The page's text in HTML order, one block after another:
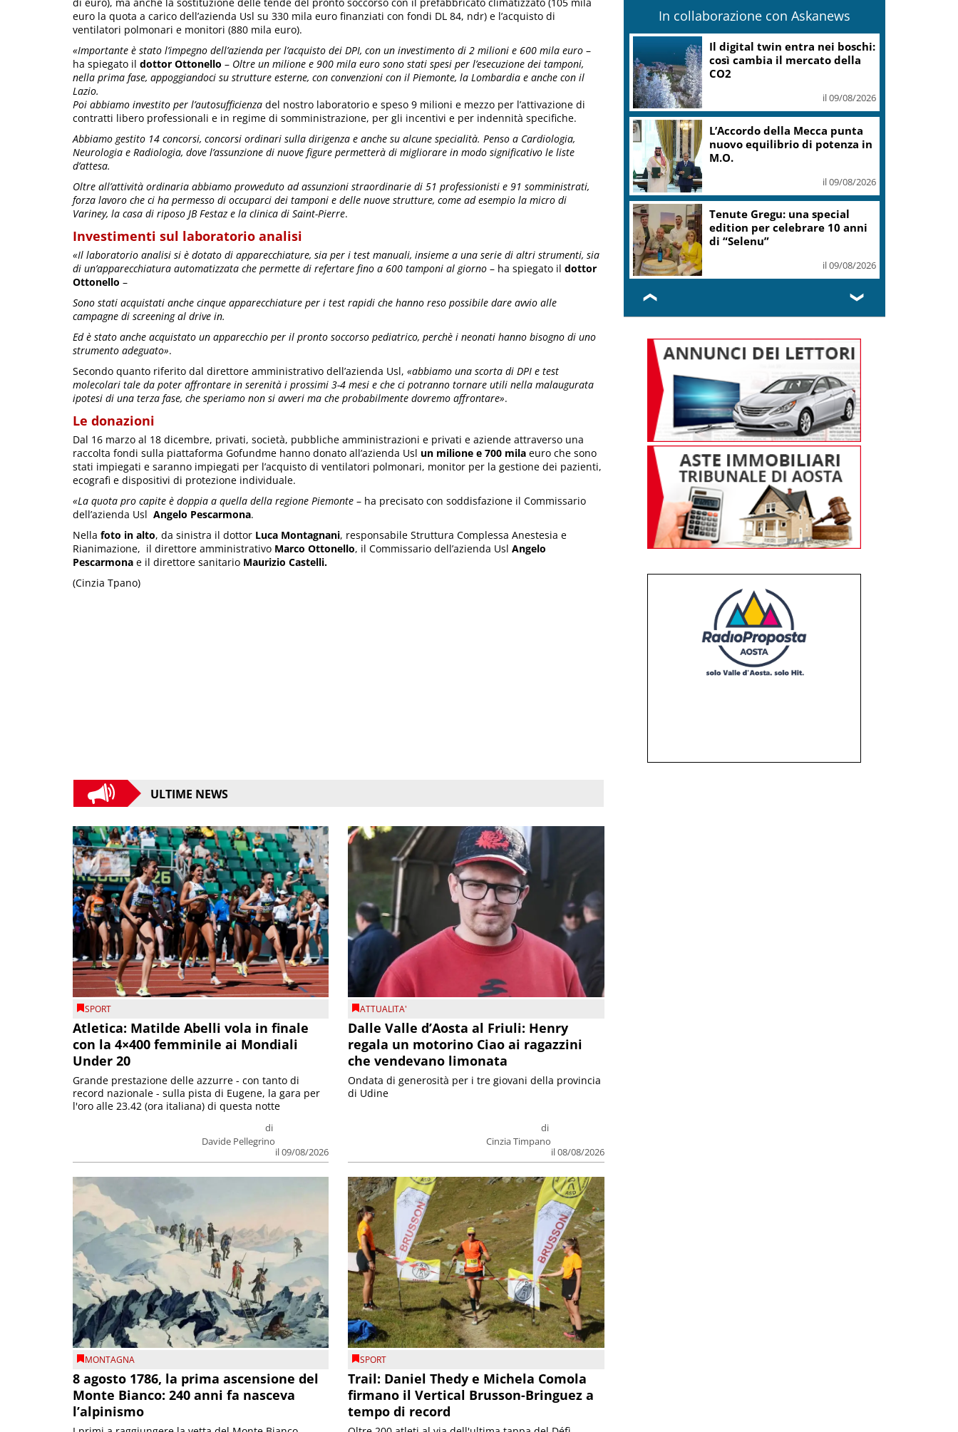
euro la quota a carico dell’azienda Usl su 330 mila euro finanziati con fondi DL 84, ndr) e l’acquisto di
ventilatori polmonari e monitori (880 mila euro).
«Importante è stato l’impegno dell’azienda per l’acquisto dei DPI, con un investimento di 2 milioni e 600 mila euro –
ha spiegato il dottor Ottonello – Oltre un milione e 900 mila euro sono stati spesi per l’esecuzione dei tamponi,
nella prima fase, appoggiandoci su strutture esterne, con convenzioni con il Piemonte, la Lombardia e anche con il
Lazio.
Poi abbiamo investito per l’autosufficienza del nostro laboratorio e speso 9 milioni e mezzo per l’attivazione di
contratti libero professionali e in regime di somministrazione, per gli incentivi e per indennità specifiche.
Abbiamo gestito 14 concorsi, concorsi ordinari sulla dirigenza e anche su alcune specialità. Penso a Cardiologia,
Neurologia e Radiologia, dove l’assunzione di nuove figure permetterà di migliorare in modo significativo le liste
d’attesa.
Oltre all’attività ordinaria abbiamo provveduto ad assunzioni straordinarie di 51 professionisti e 91 somministrati,
forza lavoro che ci ha permesso di occuparci dei tamponi e delle nuove strutture, come ad esempio la micro di
Variney, la casa di riposo JB Festaz e la clinica di Saint-Pierre.
Investimenti sul laboratorio analisi
«Il laboratorio analisi si è dotato di apparecchiature, sia per i test manuali, insieme a una serie di altri strumenti, sia
di un’apparecchiatura automatizzata che permette di refertare fino a 600 tamponi al giorno – ha spiegato il dottor
Ottonello –
Sono stati acquistati anche cinque apparecchiature per i test rapidi che hanno reso possibile dare avvio alle
campagne di screening al drive in.
Ed è stato anche acquistato un apparecchio per il pronto soccorso pediatrico, perchè i neonati hanno bisogno di uno
strumento adeguato».
Secondo quanto riferito dal direttore amministrativo dell’azienda Usl, «abbiamo una scorta di DPI e test
molecolari tale da poter affrontare in serenità i prossimi 3-4 mesi e che ci potranno tornare utili nella malaugurata
ipotesi di una terza fase, che speriamo non si avveri ma che probabilmente dovremo affrontare».
Le donazioni
Dal 16 marzo al 18 dicembre, privati, società, pubbliche amministrazioni e privati e aziende attraverso una
raccolta fondi sulla piattaforma Gofundme hanno donato all’azienda Usl un milione e 700 mila euro che sono
stati impiegati e saranno impiegati per l’acquisto di ventilatori polmonari, monitor per la gestione dei pazienti,
ecografi e dispositivi di protezione individuale.
«La quota pro capite è doppia a quella della regione Piemonte – ha precisato con soddisfazione il Commissario
dell’azienda Usl Angelo Pescarmona.
Nella foto in alto, da sinistra il dottor Luca Montagnani, responsabile Struttura Complessa Anestesia e
Rianimazione, il direttore amministrativo Marco Ottonello, il Commissario dell’azienda Usl Angelo
Pescarmona e il direttore sanitario Maurizio Castelli.
(Cinzia Tpano)
ULTIME NEWS
SPORT
Atletica: Matilde Abelli vola in finale
con la 4×400 femminile ai Mondiali
Under 20
di
Davide Pellegrino
il 09/08/2026
Grande prestazione delle azzurre - con tanto di
record nazionale - sulla pista di Eugene, la gara per
l'oro alle 23.42 (ora italiana) di questa notte
ATTUALITA'
Dalle Valle d’Aosta al Friuli: Henry
regala un motorino Ciao ai ragazzini
che vendevano limonata
di
Cinzia Timpano
il 08/08/2026
Ondata di generosità per i tre giovani della provincia
di Udine
MONTAGNA
8 agosto 1786, la prima ascensione del
Monte Bianco: 240 anni fa nasceva
l’alpinismo
SPORT
Trail: Daniel Thedy e Michela Comola
firmano il Vertical Brusson-Bringuez a
tempo di record
In collaborazione con Askanews
Leone, Wwf: dall’India un
segnale di speranza, nel
Gurajat +32%
il 09/08/2026
Outdoor, più praticanti e più
soccorsi: il nodo della
sicurezza
il 09/08/2026
Fornacelle apre “Vinoteka”
spazio degustazione nel cuore
di Bolgheri
il 09/08/2026
❮ ❯